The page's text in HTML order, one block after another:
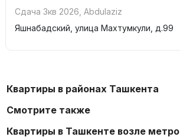
Сдача 3кв 2026 Abdulaziz
Яшнабадский, улица Махтумкули, д.99
Квартиры в районах Ташкента
Смотрите также
Квартиры в Ташкенте возле метро